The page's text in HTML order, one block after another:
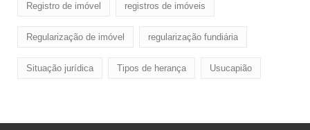
Registro de imóvel registros de imóveis
Regularização de imóvel regularização fundiária
Situação jurídica Tipos de herança Usucapião